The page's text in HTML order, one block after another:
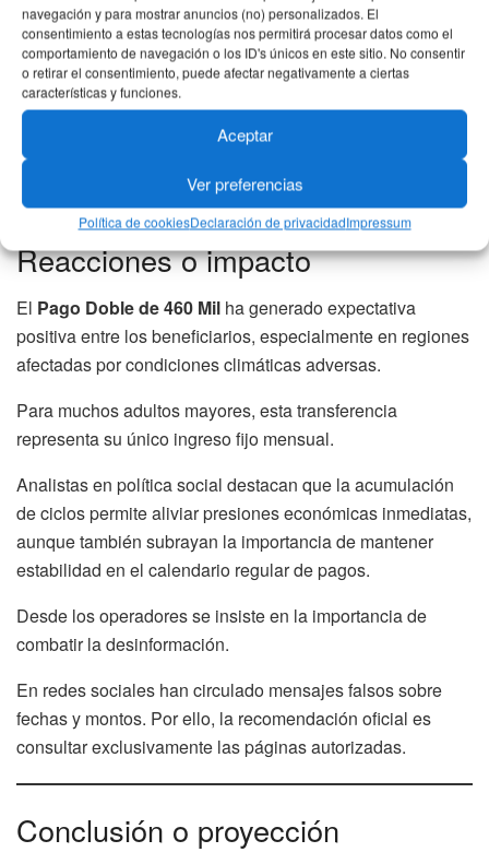
navegación y para mostrar anuncios (no) personalizados. El
consentimiento a estas tecnologías nos permitirá procesar datos como el
comportamiento de navegación o los ID's únicos en este sitio. No consentir
o retirar el consentimiento, puede afectar negativamente a ciertas
características y funciones.
Aceptar
Ver preferencias
Política de cookiesDeclaración de privacidadImpressum
Llevar documento original.
Revisar horarios de atención.
La consulta previa no solo evita filas innecesarias, sino
que reduce el riesgo de desplazamientos largos sin
Reacciones o impacto
El Pago Doble de 460 Mil ha generado expectativa
positiva entre los beneficiarios, especialmente en regiones
afectadas por condiciones climáticas adversas.
Para muchos adultos mayores, esta transferencia
representa su único ingreso fijo mensual.
Analistas en política social destacan que la acumulación
de ciclos permite aliviar presiones económicas inmediatas,
aunque también subrayan la importancia de mantener
estabilidad en el calendario regular de pagos.
Desde los operadores se insiste en la importancia de
combatir la desinformación.
En redes sociales han circulado mensajes falsos sobre
fechas y montos. Por ello, la recomendación oficial es
consultar exclusivamente las páginas autorizadas.
Conclusión o proyección